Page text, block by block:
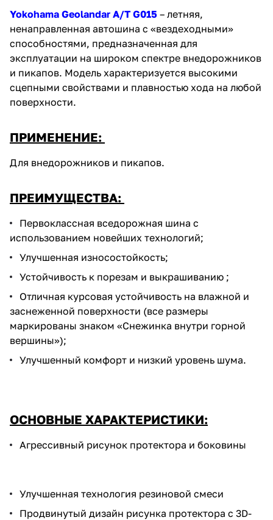
Yokohama Geolandar A/T G015 – летняя,
ненаправленная автошина с «вездеходными»
способностями, предназначенная для
эксплуатации на широком спектре внедорожников
и пикапов. Модель характеризуется высокими
сцепными свойствами и плавностью хода на любой
поверхности.
ПРИМЕНЕНИЕ:
Для внедорожников и пикапов.
ПРЕИМУЩЕСТВА:
Первоклассная вседорожная шина с
использованием новейших технологий;
Улучшенная износостойкость;
Устойчивость к порезам и выкрашиванию ;
Отличная курсовая устойчивость на влажной и
заснеженной поверхности (все размеры
маркированы знаком «Снежинка внутри горной
вершины»);
Улучшенный комфорт и низкий уровень шума.
ОСНОВНЫЕ ХАРАКТЕРИСТИКИ:
Агрессивный рисунок протектора и боковины
Улучшенная технология резиновой смеси
Продвинутый дизайн рисунка протектора с 3D-